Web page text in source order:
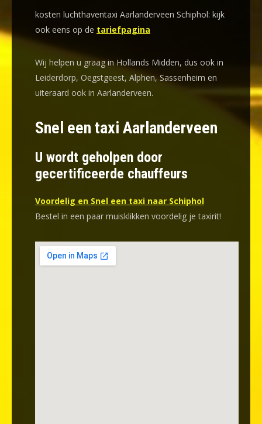
kosten luchthaventaxi Aarlanderveen Schiphol: kijk
ook eens op de tariefpagina
Wij helpen u graag in Hollands Midden, dus ook in
Leiderdorp, Oegstgeest, Alphen, Sassenheim en
uiteraard ook in Aarlanderveen.
Snel een taxi Aarlanderveen
U wordt geholpen door
gecertificeerde chauffeurs
Voordelig en Snel een taxi naar Schiphol
Bestel in een paar muisklikken voordelig je taxirit!